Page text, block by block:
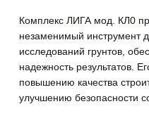
Комплекс ЛИГА мод. КЛ0
незаменимый инструмент
исследований грунтов,
надежность результатов.
повышению качества
улучшению безопасности